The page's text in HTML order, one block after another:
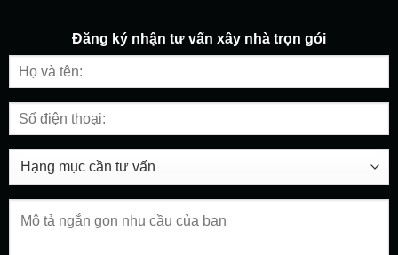
Đăng ký nhận tư vấn xây nhà trọn gói